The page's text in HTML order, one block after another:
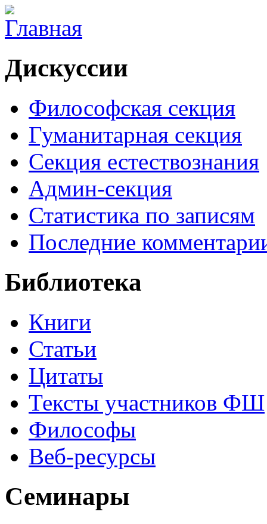
Дискуссии
Философская секция
Гуманитарная секция
Секция естествознания
Админ-секция
Статистика по записям
Последние
Библиотека
Книги
Статьи
Цитаты
Тексты участников ФШ
Философы
Веб-ресурсы
Семинары